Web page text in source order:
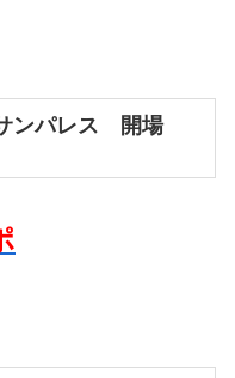
ンパレス 開場